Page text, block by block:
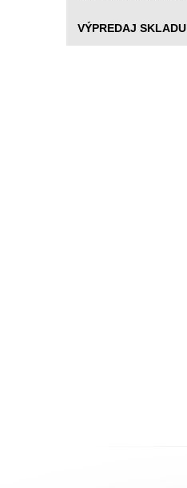
VÝPREDAJ SKLADU